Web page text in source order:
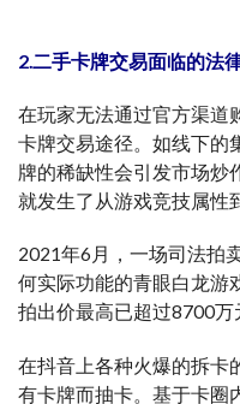
2.二手卡牌交易面临的法
在玩家无法通过官方渠道
卡牌交易途径。如线下的
牌的稀缺性会引发市场炒
就发生了从游戏竞技属性
2021年6月，一场司法拍
何实际功能的青眼白龙游
拍出价最高已超过8700万
在抖音上各种火爆的拆卡
有卡牌而抽卡。基于卡圈